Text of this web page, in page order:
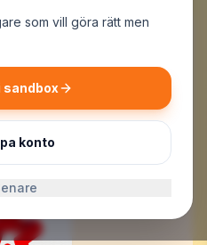
som vill göra rätt men
sandbox
konto
AB
111 57 Stockholm
7099